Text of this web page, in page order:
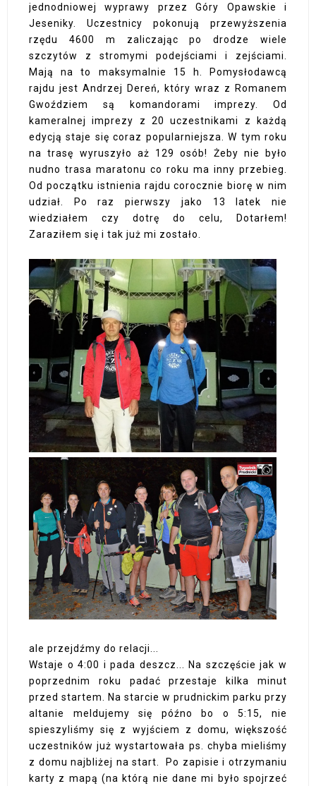
jednodniowej wyprawy przez Góry Opawskie i
Jeseniky. Uczestnicy pokonują przewyższenia
rzędu 4600 m zaliczając po drodze wiele
szczytów z stromymi podejściami i zejściami.
Mają na to maksymalnie 15 h. Pomysłodawcą
rajdu jest Andrzej Dereń, który wraz z Romanem
Gwoździem są komandorami imprezy. Od
kameralnej imprezy z 20 uczestnikami z każdą
edycją staje się coraz popularniejsza. W tym roku
na trasę wyruszyło aż 129 osób! Żeby nie było
nudno trasa maratonu co roku ma inny przebieg.
Od początku istnienia rajdu corocznie biorę w nim
udział. Po raz pierwszy jako 13 latek nie
wiedziałem czy dotrę do celu, Dotarłem!
Zaraziłem się i tak już mi zostało.
ale przejdźmy do relacji...
Wstaje o 4:00 i pada deszcz... Na szczęście jak w
poprzednim roku padać przestaje kilka minut
przed startem. Na starcie w prudnickim parku przy
altanie meldujemy się późno bo o 5:15, nie
spieszyliśmy się z wyjściem z domu, większość
uczestników już wystartowała ps. chyba mieliśmy
z domu najbliżej na start. Po zapisie i otrzymaniu
karty z mapą (na którą nie dane mi było spojrzeć